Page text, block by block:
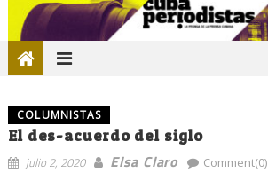
COLUMNISTAS
El des-acuerdo del siglo
julio 2, 2020 Elsa Claro Comment(0)